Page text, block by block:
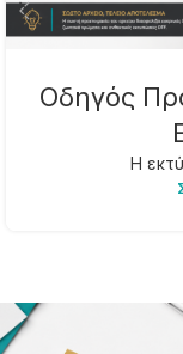
Οδηγός
Η